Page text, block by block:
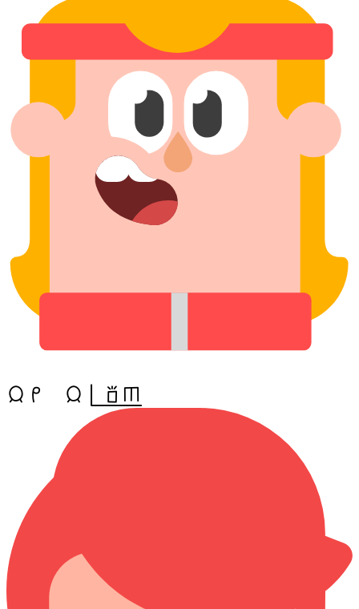
jan mi, jan pi(sona sijelo)